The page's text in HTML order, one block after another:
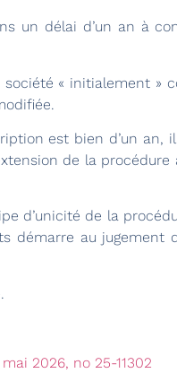
un délai d’un an à
« initialement »
est bien d’un
de la
d’unicité de la
au jugement
2026, no 25-11302